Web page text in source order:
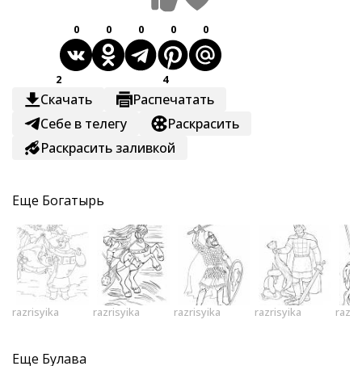
0 0 0 0 0
2
Скачать
4
Распечатать
Себе в телегу
Раскрасить
Раскрасить заливкой
Еще Богатырь
razrisyika razrisyika razrisyika razrisyika
Еще Булава